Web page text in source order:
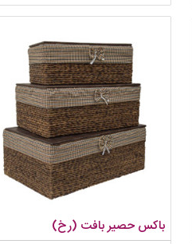
باکس حصیر بافت (رخ)